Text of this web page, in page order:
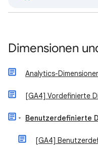
Dimensionen
Analytics-
[GA4] Vordefinierte
Benutzerdefinierte
[GA4]